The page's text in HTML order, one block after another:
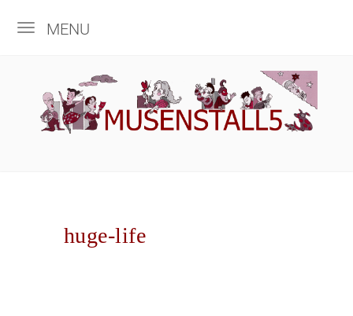
MENU
huge-life